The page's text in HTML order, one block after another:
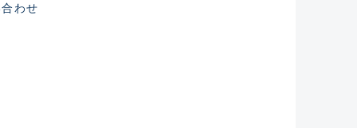
れた未使用
わせ